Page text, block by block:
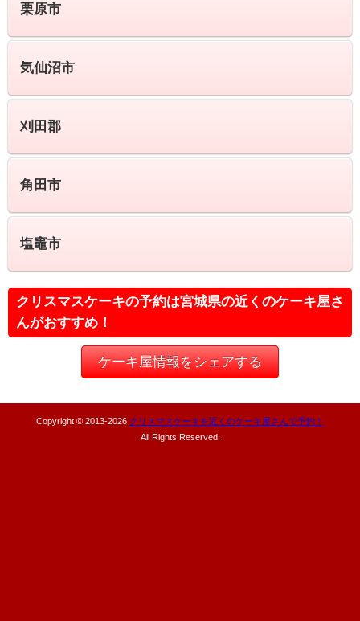
栗原市
気仙沼市
刈田郡
角田市
塩竈市
クリスマスケーキの予約は宮城県の近くのケーキ屋さ
んがおすすめ！
ケーキ屋情報をシェアする
Copyright © 2013-2026 クリスマスケーキを近くのケーキ屋さんで予約！
All Rights Reserved.